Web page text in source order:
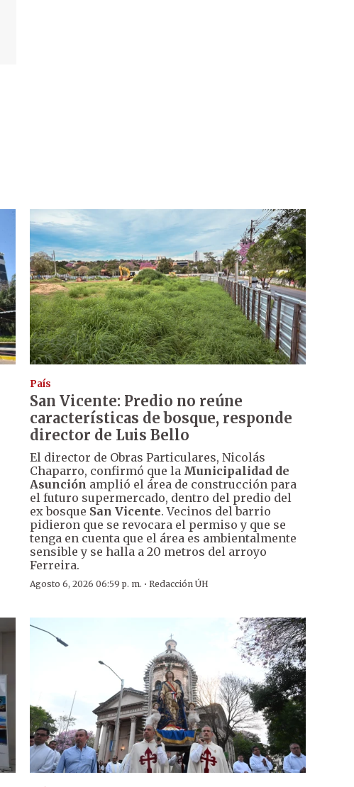
País
San Vicente: Predio no reúne
características de bosque, responde
director de Luis Bello
El director de Obras Particulares, Nicolás
Chaparro, confirmó que la Municipalidad de
Asunción amplió el área de construcción para
el futuro supermercado, dentro del predio del
ex bosque San Vicente. Vecinos del barrio
pidieron que se revocara el permiso y que se
tenga en cuenta que el área es ambientalmente
sensible y se halla a 20 metros del arroyo
Ferreira.
Agosto 6, 2026 06:59 p. m. · Redacción ÚH